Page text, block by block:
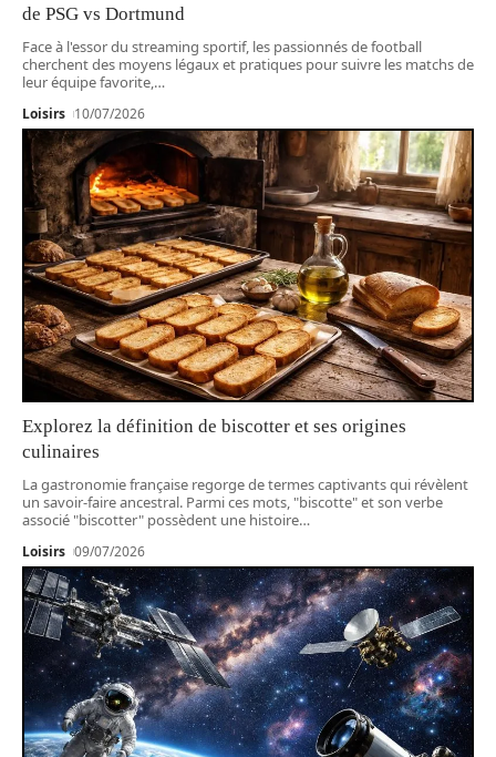
de PSG vs Dortmund
Face à l'essor du streaming sportif, les passionnés de football
cherchent des moyens légaux et pratiques pour suivre les matchs de
leur équipe favorite,…
Loisirs 10/07/2026
Explorez la définition de biscotter et ses origines
culinaires
La gastronomie française regorge de termes captivants qui révèlent
un savoir-faire ancestral. Parmi ces mots, "biscotte" et son verbe
associé "biscotter" possèdent une histoire…
Loisirs 09/07/2026